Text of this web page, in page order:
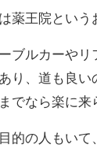
薬王院という
ブルカーや
り、道も良
でなら楽に来
的の人もいて